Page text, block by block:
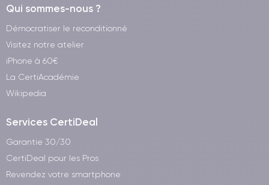
Qui sommes-nous ?
Démocratiser le reconditionné
Visitez notre atelier
iPhone à 60€
La CertiAcadémie
Wikipedia
Services CertiDeal
Garantie 30/30
CertiDeal pour les Pros
Revendez votre smartphone